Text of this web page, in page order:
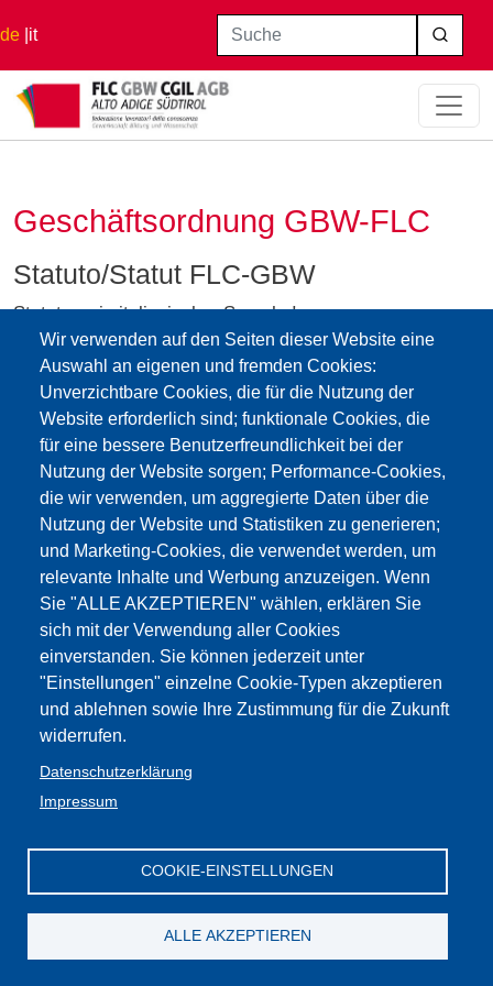
de it
Wir verwenden auf den Seiten dieser Website eine
Auswahl an eigenen und fremden Cookies:
Unverzichtbare Cookies, die für die Nutzung der
Website erforderlich sind; funktionale Cookies, die
für eine bessere Benutzerfreundlichkeit bei der
Nutzung der Website sorgen; Performance-Cookies,
die wir verwenden, um aggregierte Daten über die
Nutzung der Website und Statistiken zu generieren;
und Marketing-Cookies, die verwendet werden, um
relevante Inhalte und Werbung anzuzeigen. Wenn
Sie "ALLE AKZEPTIEREN" wählen, erklären Sie
sich mit der Verwendung aller Cookies
einverstanden. Sie können jederzeit unter
"Einstellungen" einzelne Cookie-Typen akzeptieren
und ablehnen sowie Ihre Zustimmung für die Zukunft
widerrufen.
Datenschutzerklärung
Impressum
COOKIE-EINSTELLUNGEN
ALLE AKZEPTIEREN
Suche
Startseite Geschäftsordnung GBW-FLC
Geschäftsordnung GBW-FLC
Statuto/Statut FLC-GBW
Statut nur in italienischer Sprache!
statuto-della-federazione-lavoratori-della-conoscenza-
cgil3.pdf
Impressum
Web-
Seite:Cookies
Privacy
GBW /
FLC - Gewerkschaft Wissenschaft und
Bildung Südtirol
Privacy
Mitglieder
CGIL